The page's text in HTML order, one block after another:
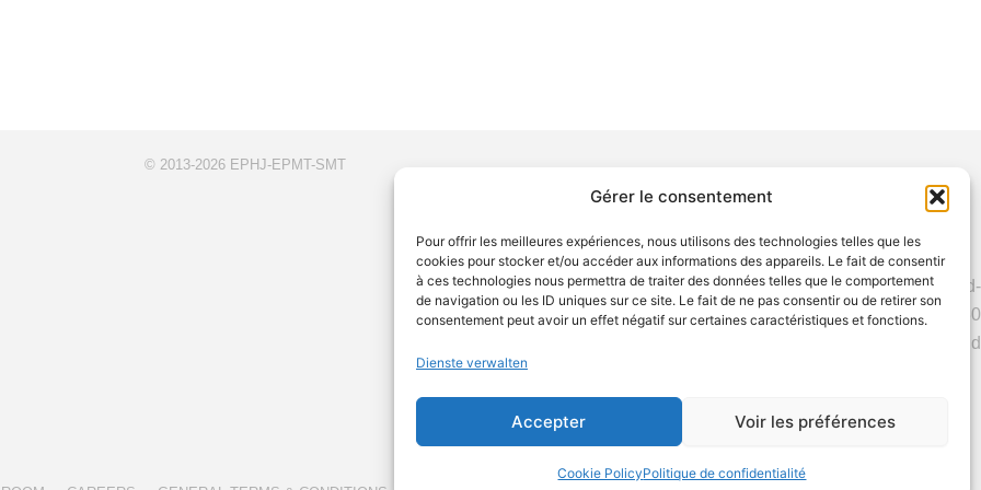
Gérer le consentement
Pour offrir les meilleures expériences, nous utilisons des technologies telles que les
cookies pour stocker et/ou accéder aux informations des appareils. Le fait de consentir
à ces technologies nous permettra de traiter des données telles que le comportement
de navigation ou les ID uniques sur ce site. Le fait de ne pas consentir ou de retirer son
consentement peut avoir un effet négatif sur certaines caractéristiques et fonctions.
Dienste verwalten
Accepter Voir les préférences
Cookie PolicyPolitique de confidentialité
© 2013-2026 EPHJ-EPMT-SMT
Exsal SA c/o Palexpo SA Postfach 112 1218 Le Grand-
Saconnex Telefon: +41 61 228 10 30
contact.ephj@easyfairs.com Geschäftsführer: Roland Brand